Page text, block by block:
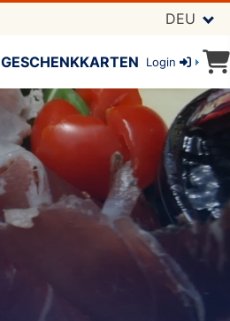
DEU
GESCHENKKARTEN Login